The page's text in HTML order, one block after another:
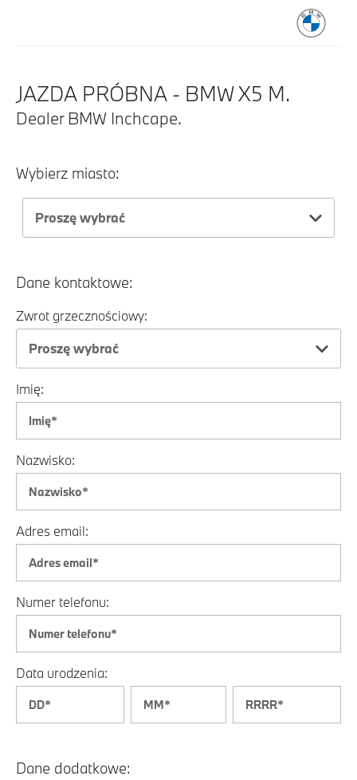
JAZDA PRÓBNA - BMW X5 M.
Dealer BMW Inchcape.
Wybierz miasto:
Proszę wybrać
Dane kontaktowe:
Zwrot grzecznościowy:
Proszę wybrać
Imię:
Nazwisko:
Adres email:
Numer telefonu:
Data urodzenia:
Dane dodatkowe: